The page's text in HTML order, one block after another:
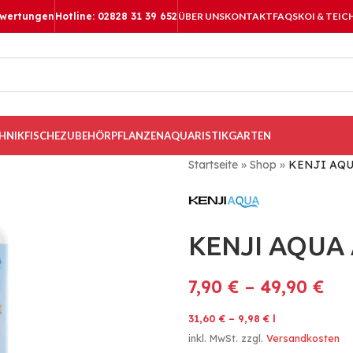
Hotline: 02828 31 39 652 ÜBER UNSKONTAKTFAQSKOI &
FISCHEZUBEHÖRPFLANZENAQUARISTIKGARTEN
Startseite » Shop » KENJI
KENJI
7,90 € – 49,90 €
31,60 € – 9,98 € l
inkl. MwSt. zzgl. Versandkosten